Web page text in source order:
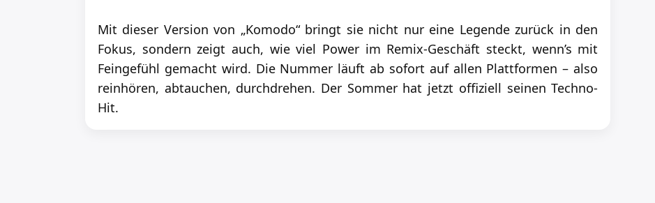
Mit dieser Version von „Komodo“ bringt sie nicht nur eine Legende zurück in den
Fokus, sondern zeigt auch, wie viel Power im Remix-Geschäft steckt, wenn’s mit
Feingefühl gemacht wird. Die Nummer läuft ab sofort auf allen Plattformen – also
reinhören, abtauchen, durchdrehen. Der Sommer hat jetzt offiziell seinen Techno-
Hit.